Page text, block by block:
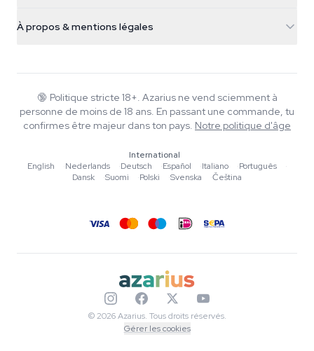
+31(0)204897914
Smokeshop
Politique de retour
Politique de confidentialité
À propos & mentions légales
Wiki
Musique
Normes éditoriales
Outils & Calculateurs
🔞 Politique stricte 18+. Azarius ne vend sciemment à
personne de moins de 18 ans. En passant une commande, tu
confirmes être majeur dans ton pays. Notre politique d'âge
International
English
·Nederlands ·Deutsch ·Español ·Italiano ·Português
·
Dansk
·Suomi ·Polski ·Svenska ·Čeština
© 2026 Azarius. Tous droits réservés.
Gérer les cookies